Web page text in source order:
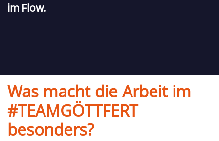
im Flow.
Was macht die Arbeit im
#TEAMGÖTTFERT
besonders?